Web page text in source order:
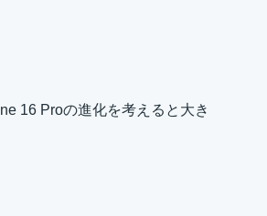
16 Proの進化を考えると大き